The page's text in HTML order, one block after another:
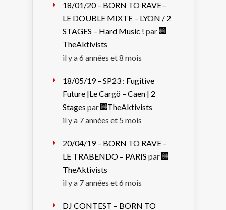
18/01/20 – BORN TO RAVE –
LE DOUBLE MIXTE – LYON / 2
STAGES – Hard Music ! par
TheAktivists
il y a 6 années et 8 mois
18/05/19 – SP23 : Fugitive
Future |Le Cargö – Caen | 2
Stages par
TheAktivists
il y a 7 années et 5 mois
20/04/19 – BORN TO RAVE –
LE TRABENDO – PARIS par
TheAktivists
il y a 7 années et 6 mois
DJ CONTEST – BORN TO